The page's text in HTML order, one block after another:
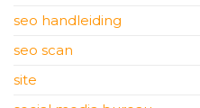
seo handleiding
seo scan
site